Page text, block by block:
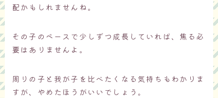
配かもしれませんね。
その子のペースで少しずつ成長していれば、焦る必
要はありませんよ。
周りの子と我が子を比べたくなる気持ちもわかりま
すが、やめたほうがいいでしょう。